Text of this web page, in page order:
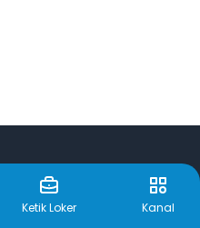
Ketik Loker Kanal